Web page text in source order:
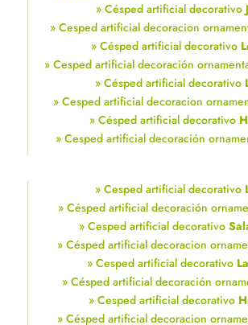
» Césped artificial decorativo
» Cesped artificial decoracion
» Césped artificial decorativo
» Cesped artificial decoración
» Césped artificial decorativo
» Cesped artificial decoracion
» Césped artificial decorativo
» Cesped artificial decoración
» Cesped artificial decorativo
» Césped artificial decoración
» Cesped artificial decorativo
» Césped artificial decoracion
» Cesped artificial decorativo
» Césped artificial decoración
» Cesped artificial decorativo
» Césped artificial decoracion